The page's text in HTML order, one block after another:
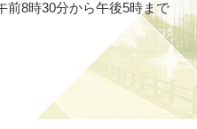
前8時30分から午後5時まで